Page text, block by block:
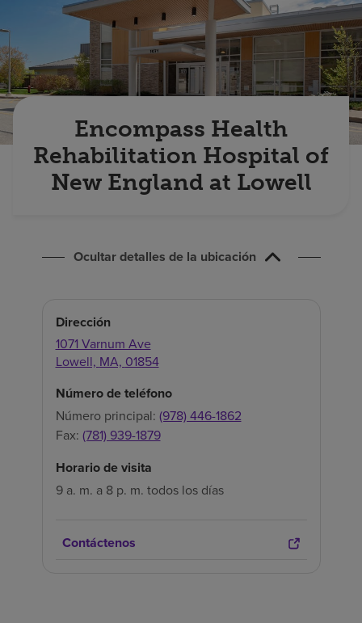
Buscar un centro
Inversores
Empleos
Pagar mi facturaEncompass Health
Rehabilitation Hospital of
New England at Lowell
Ocultar detalles de la ubicación
Dirección
1071 Varnum Ave
Lowell, MA, 01854
Número de teléfono
Número principal: (978) 446-1862
Fax: (781) 939-1879
Horario de visita
9 a. m. a 8 p. m. todos los días
Contáctenos